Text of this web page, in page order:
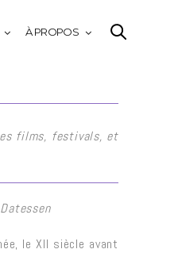
À PROPOS
films, festivals, et
le XII siècle avant